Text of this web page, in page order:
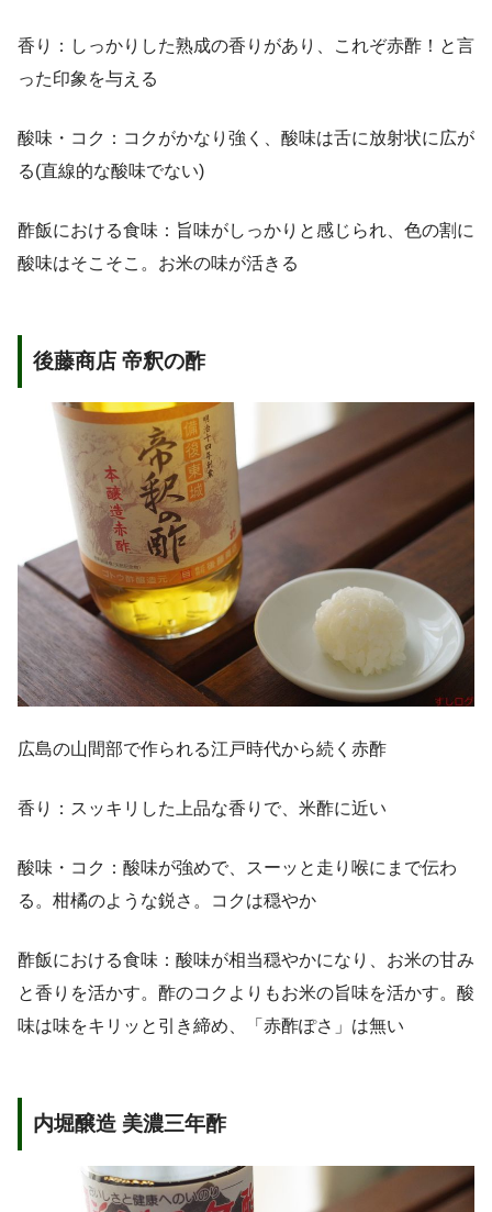
香り：しっかりした熟成の香りがあり、これぞ赤酢！と言
った印象を与える
酸味・コク：コクがかなり強く、酸味は舌に放射状に広が
る(直線的な酸味でない)
酢飯における食味：旨味がしっかりと感じられ、色の割に
酸味はそこそこ。お米の味が活きる
後藤商店 帝釈の酢
広島の山間部で作られる江戸時代から続く赤酢
香り：スッキリした上品な香りで、米酢に近い
酸味・コク：酸味が強めで、スーッと走り喉にまで伝わ
る。柑橘のような鋭さ。コクは穏やか
酢飯における食味：酸味が相当穏やかになり、お米の甘み
と香りを活かす。酢のコクよりもお米の旨味を活かす。酸
味は味をキリッと引き締め、「赤酢ぽさ」は無い
内堀醸造 美濃三年酢